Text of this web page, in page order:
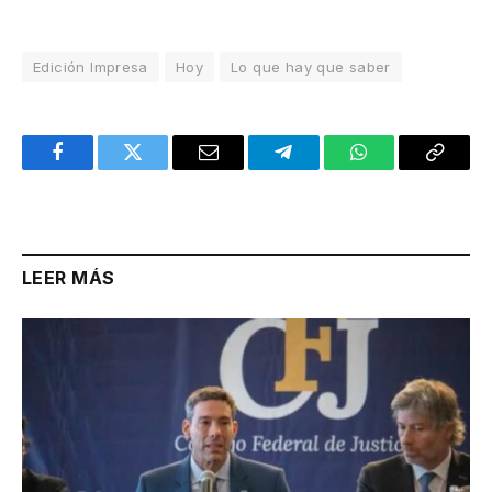
Edición Impresa Hoy Lo que hay que saber
FacebookTwitter Email TelegramWhatsAppCopy
LEER MÁS